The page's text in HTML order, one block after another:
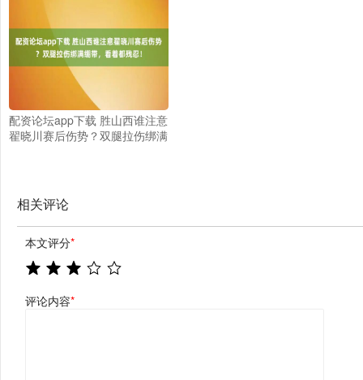
配资论坛app下载 胜山西谁注意
翟晓川赛后伤势？双腿拉伤绑满
相关评论
本文评分*
评论内容*